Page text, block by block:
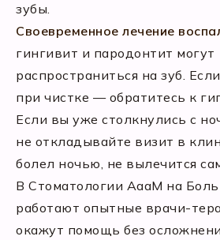
зубы.
Своевременное лечение
гингивит и пародонтит могут
распространиться на зуб.
при чистке — обратитесь к
Если вы уже столкнулись с
не откладывайте визит в
болел ночью, не вылечится
В Стоматологии АааМ на
работают опытные врачи-
окажут помощь без